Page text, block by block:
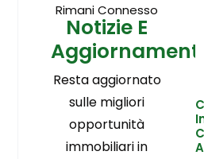
Rimani Connesso
Notizie E
Aggiornamenti
Resta aggiornato
sulle migliori
opportunità
immobiliari in